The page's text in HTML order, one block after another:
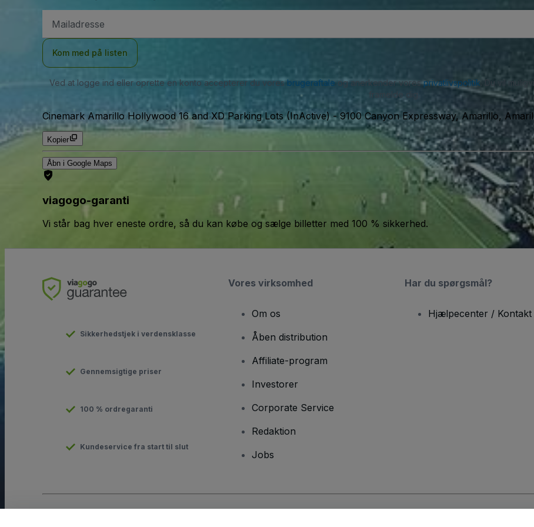
adresse
Kom med på listen
Ved at logge ind eller oprette en konto accepterer du voresbrugeraftaleog anerkender voresprivatlivspolitik . Du vil
framelde dig.
Cinemark Amarillo Hollywood 16 and XD Parking Lots (InActive)-9100 Canyon Expressway, Amarillo,
Kopier
Åbn i Google Maps
viagogo-garanti
Vi står bag hver eneste ordre, så du kan købe og sælge billetter med 100 % sikkerhed.
Sikkerhedstjek i verdensklasse
Gennemsigtige priser
100 % ordregaranti
Kundeservice fra start til slut
Vores virksomhed
Om os
Åben distribution
Affiliate-program
Investorer
Corporate Service
Redaktion
Jobs
Har du spørgsmål?
Hjælpecenter / Kontakt